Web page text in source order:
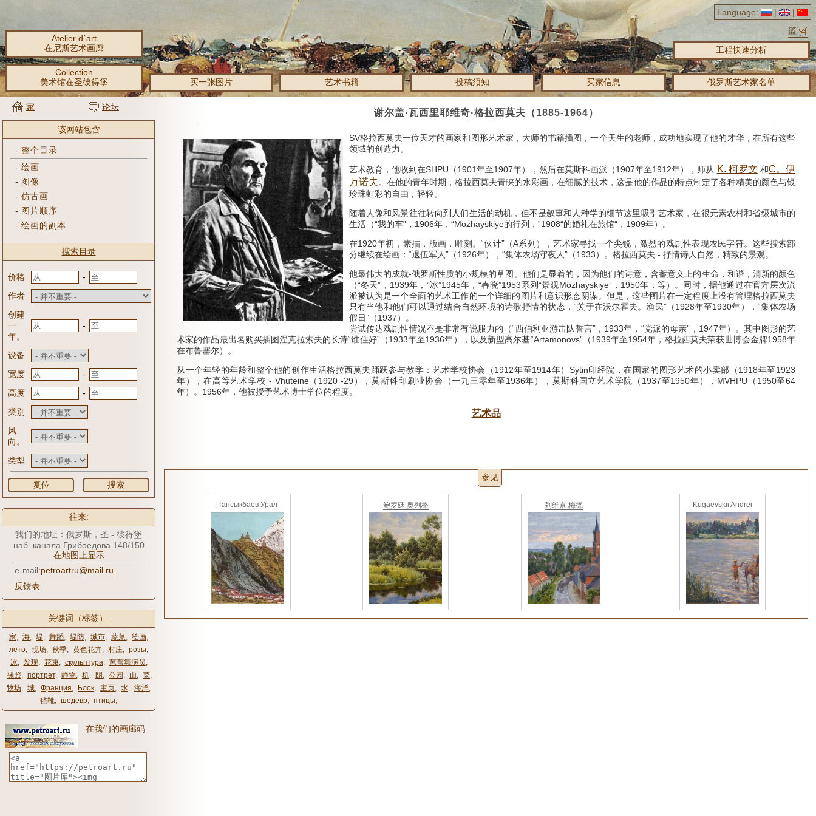
Language: |
|
篮
Atelier d´art
在尼斯艺术画廊
工程快速分析
Collection
美术馆在圣彼得堡
买一张图片 艺术书籍 投稿须知 买家信息 俄罗斯艺术家名单
家 论坛
该网站包含
-整个目录
-绘画
- 图像
-仿古画
- 图片顺序
-绘画的副本
搜索目录
价格
-
作者
创建
一
年。
-
设备
宽度
-
高度
-
类别
风
向。
类型
复位 搜索
往来:
我们的地址：俄罗斯，圣 - 彼得堡
наб. канала Грибоедова 148/150
在地图上显示
e-mail:petroartru@mail.ru
反馈表
关键词（标签）:
家, 海, 堤, 舞蹈, 堤防, 城市, 蔬菜, 绘画,
лето, 现场, 秋季, 黄色花卉, 村庄, розы,
冰, 发现, 花束, скульптура, 芭蕾舞演员,
裸照, портрет, 静物, 机, 阴 , 公园 , 山, 菜,
牧场, 城, Франция, Блок, 主页, 水, 海洋,
毡靴, шедевр, птицы,
在我们的画廊码
谢尔盖·瓦西里耶维奇·格拉西莫夫（1885-1964）
SV格拉西莫夫一位天才的画家和图形艺术家，大师的书籍插图，一个天生的老师，成功地实现了他的才华，在所有这些
领域的创造力。
艺术教育，他收到在SHPU（1901年至1907年），然后在莫斯科画派（1907年至1912年），师从 K. 柯罗文 和C。伊
万诺夫。 在他的青年时期，格拉西莫夫青睐的水彩画，在细腻的技术，这是他的作品的特点制定了各种精美的颜色与银
珍珠虹彩的自由，轻轻。
随着人像和风景往往转向到人们生活的动机，但不是叙事和人种学的细节这里吸引艺术家，在很元素农村和省级城市的
生活（“我的车”，1906年，“Mozhayskiye的行列，”1908“的婚礼在旅馆“，1909年）。
在1920年初，素描，版画，雕刻。“伙计”（A系列），艺术家寻找一个尖锐，激烈的戏剧性表现农民字符。这些搜索部
分继续在绘画：“退伍军人”（1926年），“集体农场守夜人”（1933）。 格拉西莫夫 - 抒情诗人自然，精致的景观。
他最伟大的成就-俄罗斯性质的小规模的草图。 他们是显着的，因为他们的诗意，含蓄意义上的生命，和谐，清新的颜色
（“冬天”，1939年，“冰”1945年，“春晓”1953系列“景观Mozhayskiye”，1950年，等）。 同时，据他通过在官方层次流
派被认为是一个全面的艺术工作的一个详细的图片和意识形态阴谋。 但是，这些图片在一定程度上没有管理格拉西莫夫
只有当他和他们可以通过结合自然环境的诗歌抒情的状态，“关于在沃尔霍夫。渔民”（1928年至1930年），“集体农场
假日”（1937）。
尝试传达戏剧性情况不是非常有说服力的（“西伯利亚游击队誓言”，1933年，“党派的母亲”，1947年）。其中图形的艺
术家的作品最出名购买插图涅克拉索夫的长诗“谁住好”（1933年至1936年），以及新型高尔基“Artamonovs”（1939年至1954年，格拉西莫夫荣获世博会金牌1958年
在布鲁塞尔）。
从一个年轻的年龄和整个他的创作生活格拉西莫夫踊跃参与教学：艺术学校协会（1912年至1914年）Sytin印经院，在国家的图形艺术的小卖部（1918年至19​​23
年），在高等艺术学校 - Vhuteine​​（1920 -29），莫斯科印刷业协会（一九三零年至1936年），莫斯科国立艺术学院（1937至1950年），MVHPU（1950至64
年）。 1956年，他被授予艺术博士学位的程度。
艺术品
参见
Тансыкбаев Урал 鲍罗廷 奥列格 列维京 梅德 Kugaevskii Andrei